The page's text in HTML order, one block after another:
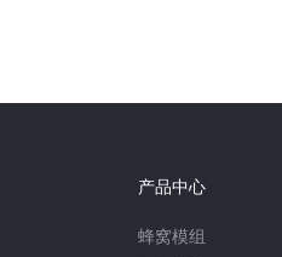
产品中心
蜂窝模组